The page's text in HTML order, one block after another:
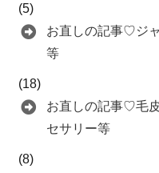
(5)
お直しの記事♡ジ
等
(18)
お直しの記事♡毛
セサリー等
(8)